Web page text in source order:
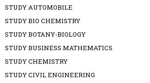
STUDY AUTOMOBILE
STUDY BIO CHEMISTRY
STUDY BOTANY-BIOLOGY
STUDY BUSINESS MATHEMATICS
STUDY CHEMISTRY
STUDY CIVIL ENGINEERING